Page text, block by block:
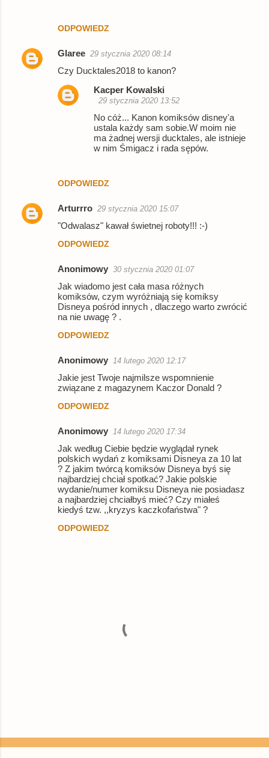
ODPOWIEDZ
Glaree 29 stycznia 2020 08:14
Czy Ducktales2018 to kanon?
ODPOWIEDZ
Kacper Kowalski
29 stycznia 2020 13:52
No cóż... Kanon komiksów disney'a
ustala każdy sam sobie.W moim nie
ma żadnej wersji ducktales, ale istnieje
w nim Śmigacz i rada sępów.
Arturrro 29 stycznia 2020 15:07
"Odwalasz" kawał świetnej roboty!!! :-)
ODPOWIEDZ
Anonimowy 30 stycznia 2020 01:07
Jak wiadomo jest cała masa różnych
komiksów, czym wyróżniają się komiksy
Disneya pośród innych , dlaczego warto zwrócić
na nie uwagę ? .
ODPOWIEDZ
Anonimowy 14 lutego 2020 12:17
Jakie jest Twoje najmilsze wspomnienie
związane z magazynem Kaczor Donald ?
ODPOWIEDZ
Anonimowy 14 lutego 2020 17:34
Jak według Ciebie będzie wyglądał rynek
polskich wydań z komiksami Disneya za 10 lat
? Z jakim twórcą komiksów Disneya byś się
najbardziej chciał spotkać? Jakie polskie
wydanie/numer komiksu Disneya nie posiadasz
a najbardziej chciałbyś mieć? Czy miałeś
kiedyś tzw. ,,kryzys kaczkofaństwa" ?
ODPOWIEDZ